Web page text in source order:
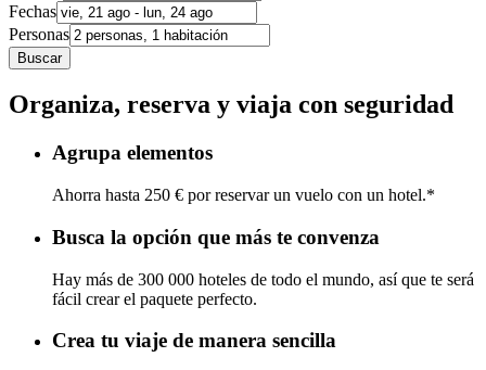
Fechas
Personas
Buscar
Organiza, reserva y viaja con seguridad
Agrupa elementos
Ahorra hasta 250 € por reservar un vuelo con un hotel.*
Busca la opción que más te convenza
Hay más de 300 000 hoteles de todo el mundo, así que te será
fácil crear el paquete perfecto.
Crea tu viaje de manera sencilla